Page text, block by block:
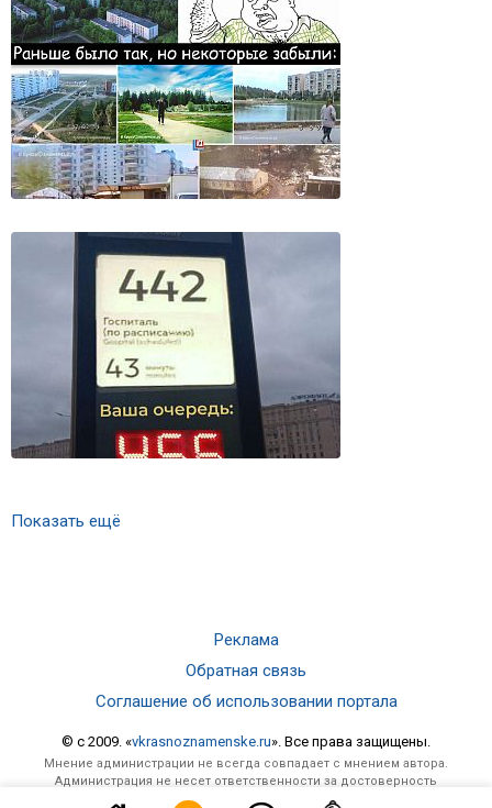
Показать ещё
Реклама
Обратная связь
Соглашение об использовании портала
© c 2009. «vkrasnoznamenske.ru». Все права защищены.
Мнение администрации не всегда совпадает с мнением автора.
Администрация не несет ответственности за достоверность
опубликованной информации и за отзывы, оставленные посетителями